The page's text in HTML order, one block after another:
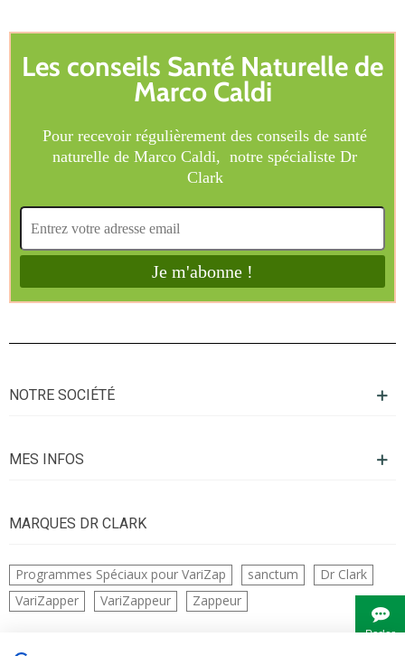
NOTRE SOCIÉTÉ
MES INFOS
MARQUES DR CLARK
Programmes Spéciaux pour VariZap sanctum
Dr Clark
VariZapper
VariZappeur Zappeur
Parler